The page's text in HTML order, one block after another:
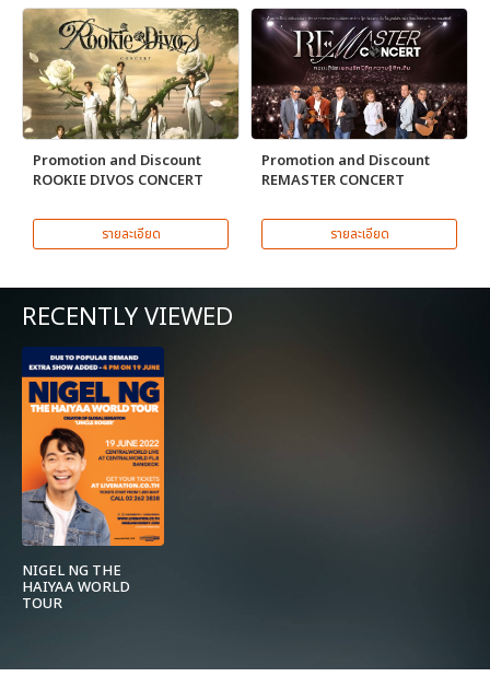
Promotion and Discount
ROOKIE DIVOS CONCERT
รายละเอียด
Promotion and Discount
REMASTER CONCERT
รายละเอียด
RECENTLY VIEWED
NIGEL NG THE
HAIYAA WORLD
TOUR